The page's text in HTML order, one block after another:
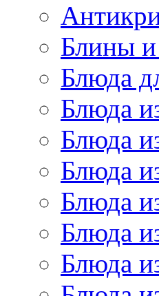
Блины и
Блюда
Блюда
Блюда
Блюда
Блюда
Блюда
Блюда